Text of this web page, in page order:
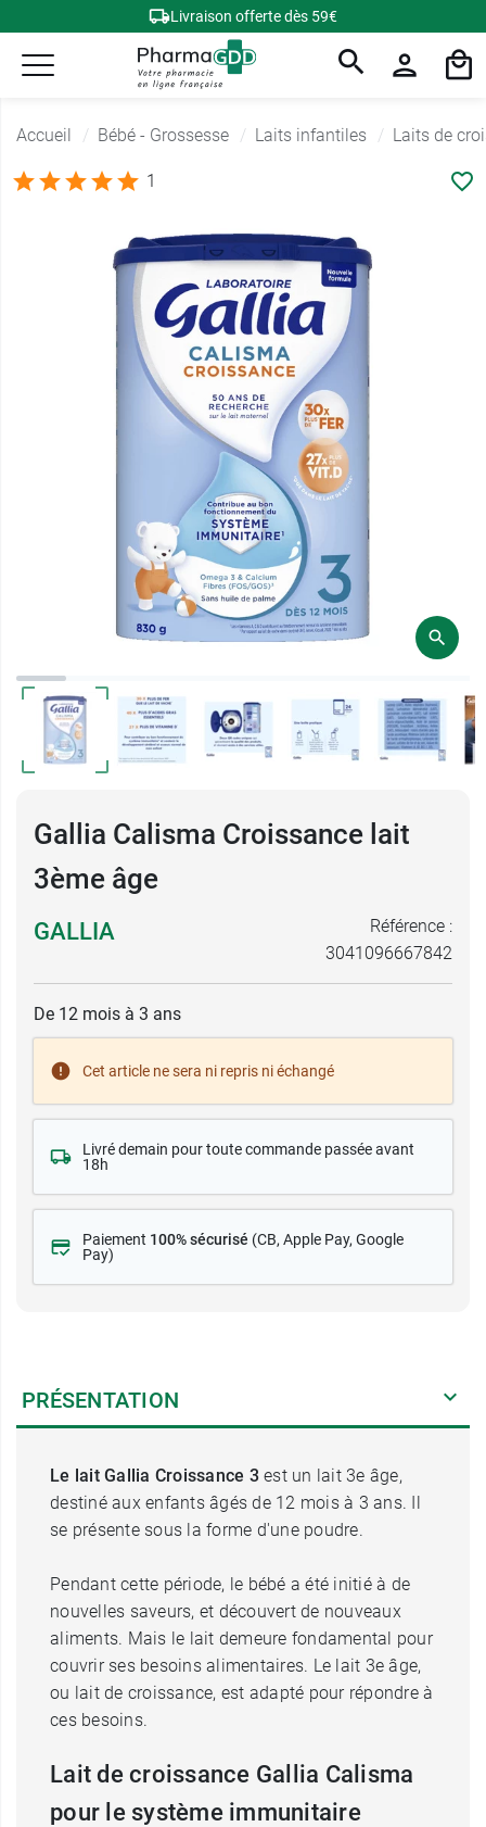
Livraison offerte dès 59€
Accueil Bébé - Grossesse Laits infantiles Laits de
1
Gallia Calisma Croissance lait
3ème âge
GALLIA
Référence :
3041096667842
De 12 mois à 3 ans
Cet article ne sera ni repris ni échangé
Livré demain pour toute commande passée avant
18h
Paiement 100% sécurisé (CB, Apple Pay, Google
Pay)
PRÉSENTATION
Le lait Gallia Croissance 3 est un lait 3e âge,
destiné aux enfants âgés de 12 mois à 3 ans. Il
se présente sous la forme d'une poudre.
Pendant cette période, le bébé a été initié à de
nouvelles saveurs, et découvert de nouveaux
aliments. Mais le lait demeure fondamental pour
couvrir ses besoins alimentaires. Le lait 3e âge,
ou lait de croissance, est adapté pour répondre à
ces besoins.
Lait de croissance Gallia Calisma
pour le système immunitaire